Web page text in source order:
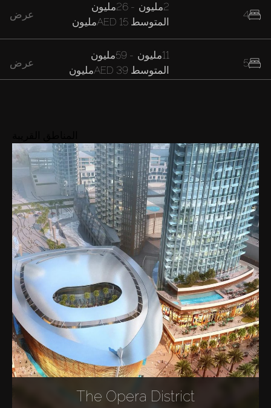
4
5
2مليون -
المتوسط
عرض
11مليون -
المتوسط
عرض
The Opera District